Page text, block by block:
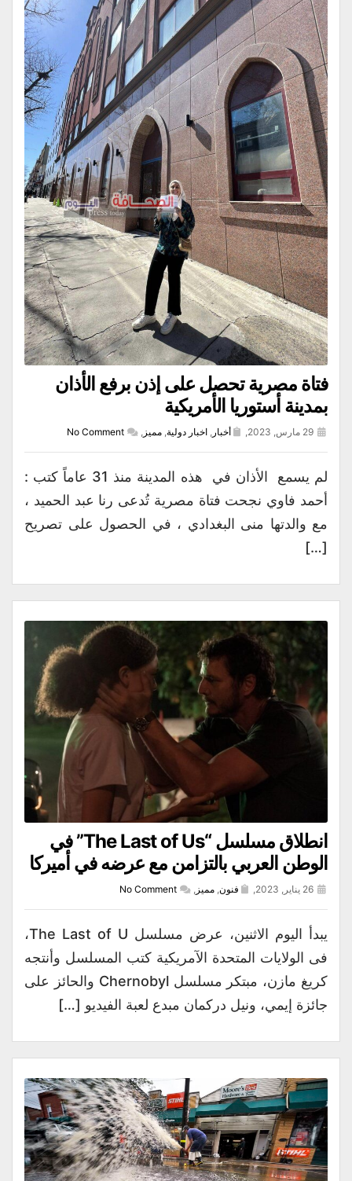
فتاة مصرية تحصل على إذن برفع الأذان
بمدينة أستوريا الأمريكية
أخبار , اخبار دولية, مميز ,
No Comment
لم يسمع الأذان في هذه المدينة منذ 31 عاماً كتب :
أحمد فاوي نجحت فتاة مصرية تُدعى رنا عبد الحميد ،
مع والدتها منى البغدادي ، في الحصول على تصريح
[…]
انطلاق مسلسل “The Last of Us” في
الوطن العربي بالتزامن مع عرضه في أميركا
فنون, مميز ,
No Comment
يبدأ اليوم الاثنين، عرض مسلسل The Last of U،
فى الولايات المتحدة الآمريكية كتب المسلسل وأنتجه
كريغ مازن، مبتكر مسلسل Chernobyl والحائز على
جائزة إيمي، ونيل دركمان مبدع لعبة الفيديو […]